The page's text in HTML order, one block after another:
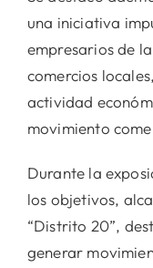
una iniciativa
empresarios de
comercios
actividad
movimiento
Durante la
los objetivos,
“Distrito 20”,
generar